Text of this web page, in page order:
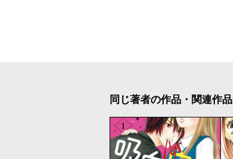
同じ著者の作品・関連作品